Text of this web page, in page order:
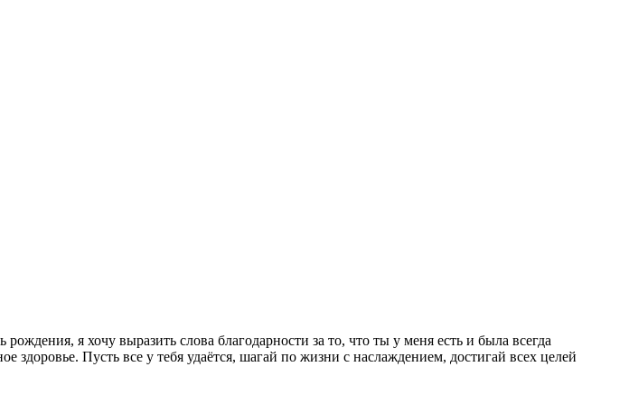
я хочу выразить слова благодарности за то, что ты у меня есть и была всегда
здоровье. Пусть все у тебя удаётся, шагай по жизни с наслаждением, достигай всех целей